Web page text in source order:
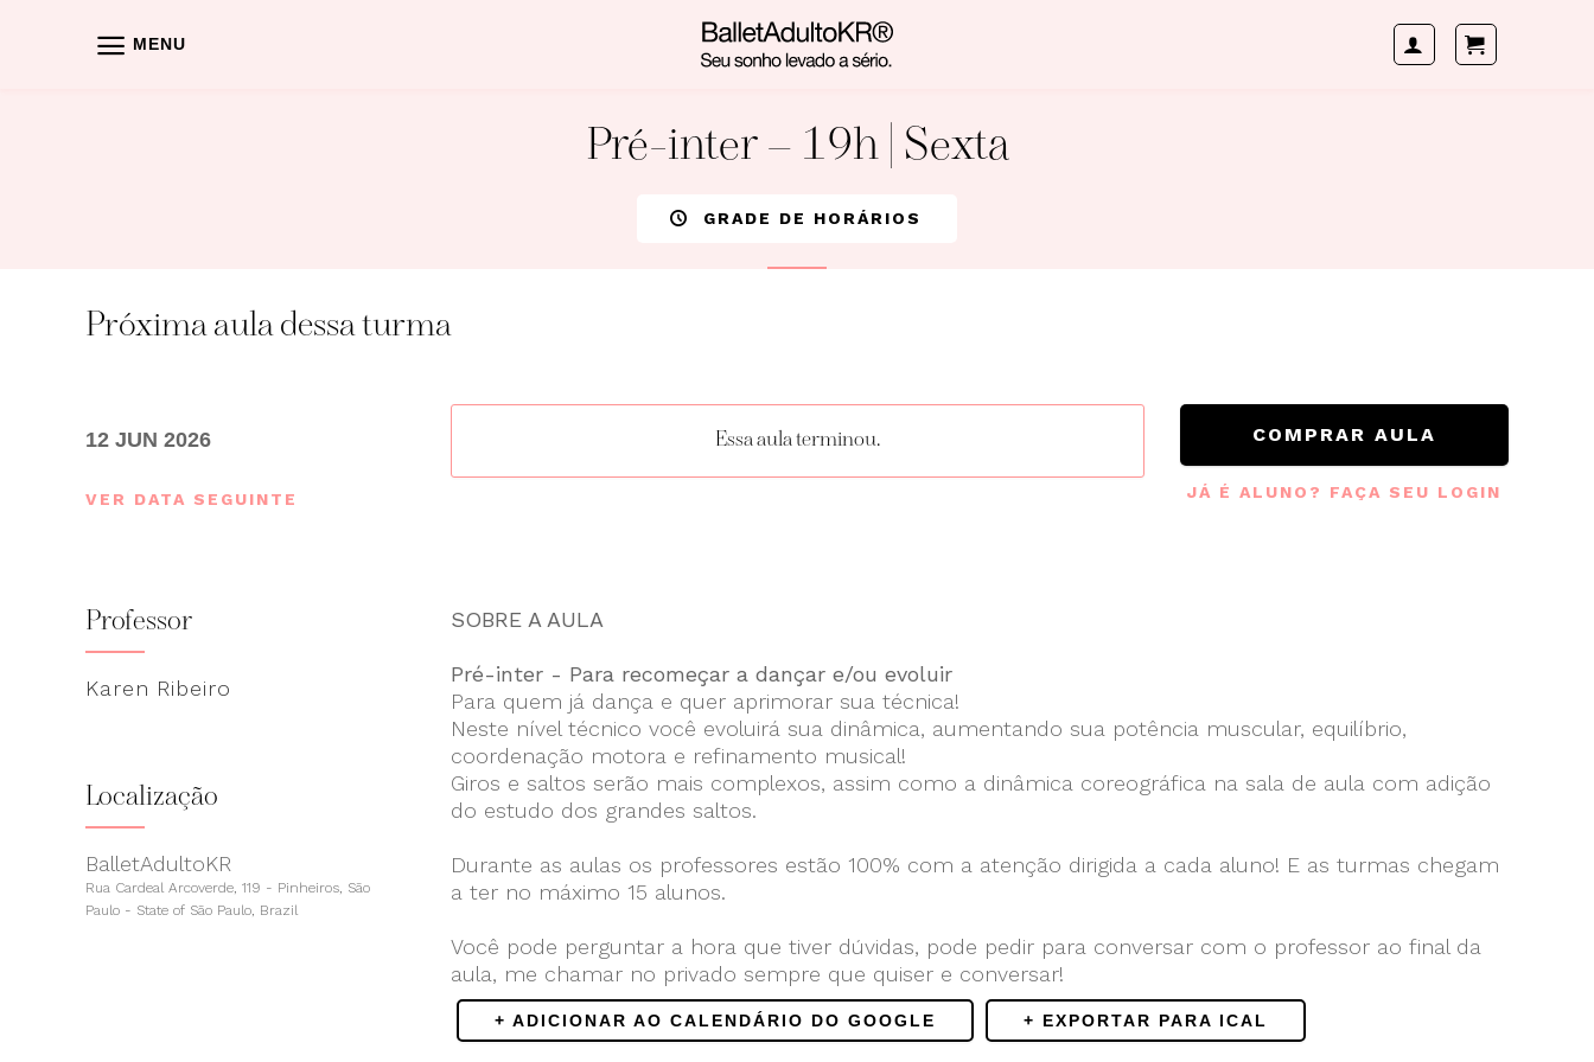
MENU
Pré-inter – 19h | Sexta
GRADE DE HORÁRIOS
Próxima aula dessa turma
12 JUN 2026
VER DATA SEGUINTE
Essa aula terminou. COMPRAR AULA
JÁ É ALUNO? FAÇA SEU LOGIN
Professor
Karen Ribeiro
Localização
BalletAdultoKR
Rua Cardeal Arcoverde, 119 - Pinheiros, São
Paulo - State of São Paulo, Brazil
SOBRE A AULA
Pré-inter - Para recomeçar a dançar e/ou evoluir
Para quem já dança e quer aprimorar sua técnica!
Neste nível técnico você evoluirá sua dinâmica, aumentando sua potência muscular, equilíbrio,
coordenação motora e refinamento musical!
Giros e saltos serão mais complexos, assim como a dinâmica coreográfica na sala de aula com adição
do estudo dos grandes saltos.
Durante as aulas os professores estão 100% com a atenção dirigida a cada aluno! E as turmas chegam
a ter no máximo 15 alunos.
Você pode perguntar a hora que tiver dúvidas, pode pedir para conversar com o professor ao final da
aula, me chamar no privado sempre que quiser e conversar!
+ ADICIONAR AO CALENDÁRIO DO GOOGLE + EXPORTAR PARA ICAL